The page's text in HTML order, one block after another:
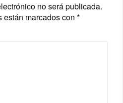
no será publicada.
están marcados con *